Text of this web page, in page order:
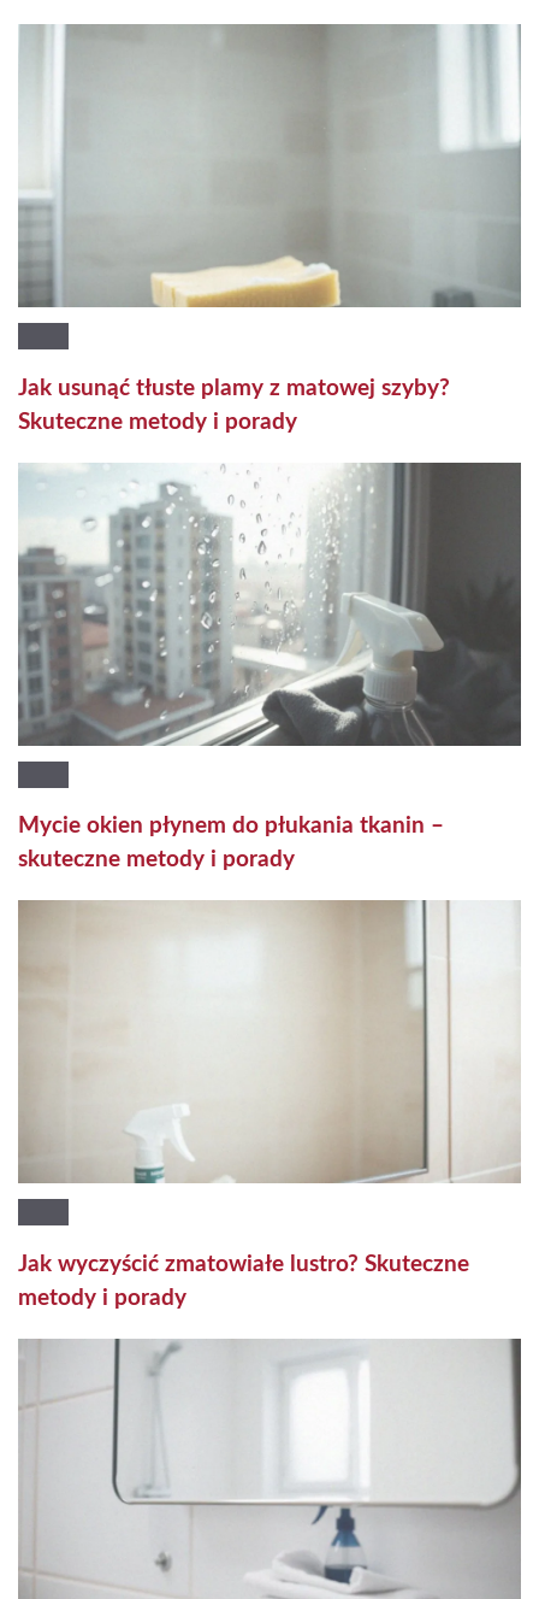
Jak usunąć tłuste plamy z matowej szyby?
Skuteczne metody i porady
Mycie okien płynem do płukania tkanin –
skuteczne metody i porady
Jak wyczyścić zmatowiałe lustro? Skuteczne
metody i porady